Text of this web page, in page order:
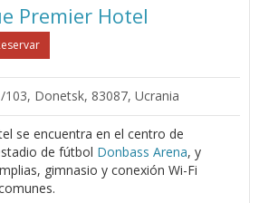
Premier Hotel
103, Donetsk, 83087, Ucrania
se encuentra en el centro de
de fútbol Donbass Arena, y
gimnasio y conexión Wi-Fi